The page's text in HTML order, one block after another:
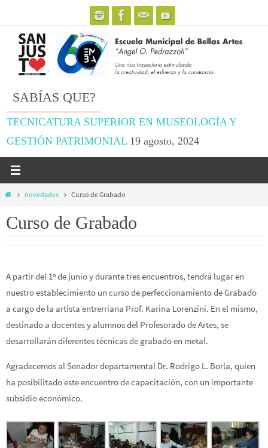
contenido
SABÍAS QUE?
TECNICATURA SUPERIOR EN MUSEOLOGÍA Y
GESTIÓN PATRIMONIAL 19 agosto, 2024
Inicionovedades Curso de Grabado
Curso de Grabado
A partir del 1º de junio y durante tres encuentros, tendrá lugar en
nuestro establecimiento un curso de perfeccionamiento de Grabado
a cargo de la artista entrerriana Prof. Karina Lorenzini. En el mismo,
destinado a docentes y alumnos del Profesorado de Artes, se
desarrollarán diferentes técnicas de grabado en metal.
Agradecemos al Senador departamental Dr. Rodrigo L. Borla, quien
ha posibilitado este encuentro de capacitación, con un importante
subsidio económico.